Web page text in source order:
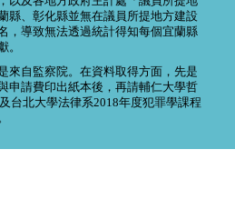
縣、彰化縣並無在議員所提地方建設
，導致無法透過統計得知每個宜蘭縣
。
來自監察院。在資料取得方面，先是
申請費印出紙本後，再請輔仁大學哲
台北大學法律系2018年度犯罪學課程